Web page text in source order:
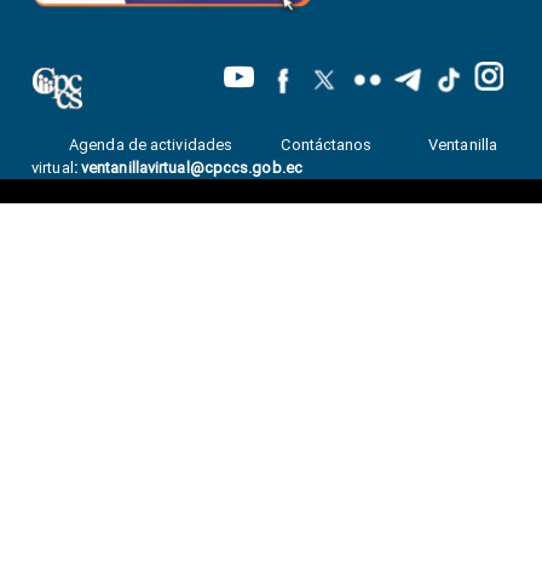
Agenda de actividades Contáctanos
Ventanilla
virtual : ventanillavirtual@cpccs.gob.ec